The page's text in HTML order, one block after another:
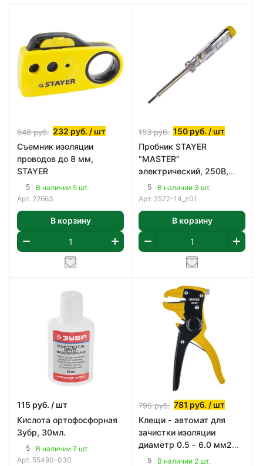
648руб. 232 руб. / шт
Съемник изоляции
проводов до 8 мм,
STAYER
5
В наличии 5 шт.
Арт. 22663
В корзину
153руб. 150 руб. / шт
Пробник STAYER
“MASTER”
электрический, 250В,
140мм
5
В наличии 3 шт.
Арт. 2572-14_z01
В корзину
115 руб. / шт
Кислота ортофосфорная
Зубр, 30мл.
5
В наличии 7 шт.
Арт. 55490-030
795руб. 781 руб. / шт
Клещи - автомат для
зачистки изоляции
диаметр 0.5 - 6.0 мм2
Stayer
5
В наличии 2 шт.